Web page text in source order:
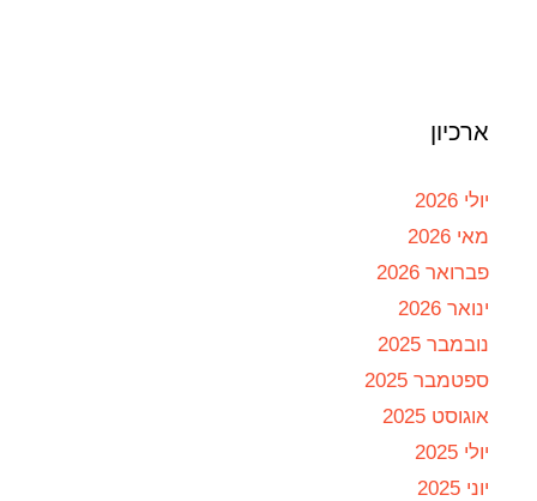
ארכיון
יולי 2026
מאי 2026
פברואר 2026
ינואר 2026
נובמבר 2025
ספטמבר 2025
אוגוסט 2025
יולי 2025
יוני 2025